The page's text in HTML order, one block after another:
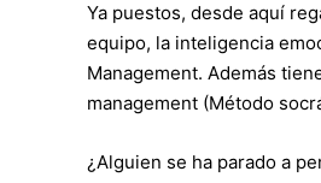
Ya puestos, desde aquí
equipo, la inteligencia
Management. Además
management (Método
¿Alguien se ha parado a